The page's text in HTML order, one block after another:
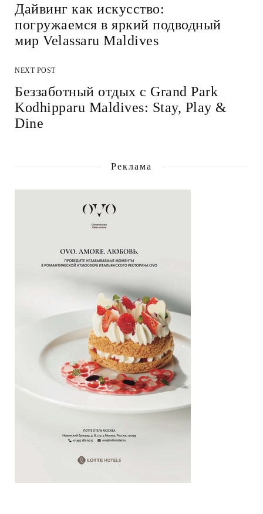
Дайвинг как искусство:
погружаемся в яркий подводный
мир Velassaru Maldives
NEXT POST
Беззаботный отдых с Grand Park
Kodhipparu Maldives: Stay, Play &
Dine
Реклама